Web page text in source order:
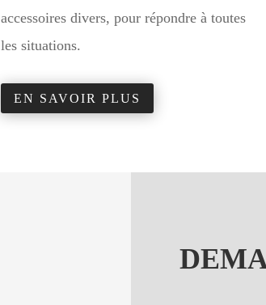
accessoires divers, pour répondre à toutes
les situations.
EN SAVOIR PLUS